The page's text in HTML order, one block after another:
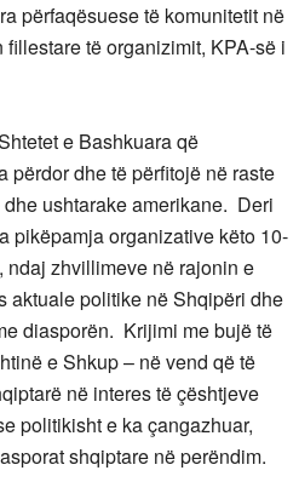
përfaqësuese të komunitetit në
të organizimit, KPA-së i
e Bashkuara që
përdor dhe të përfitojë në raste
ushtarake amerikane. Deri
pikëpamja organizative këto 10-
ndaj zhvillimeve në rajonin e
aktuale politike në Shqipëri dhe
diasporën. Krijimi me bujë të
e Shkup – në vend që të
në interes të çështjeve
politikisht e ka çangazhuar,
shqiptare në perëndim.